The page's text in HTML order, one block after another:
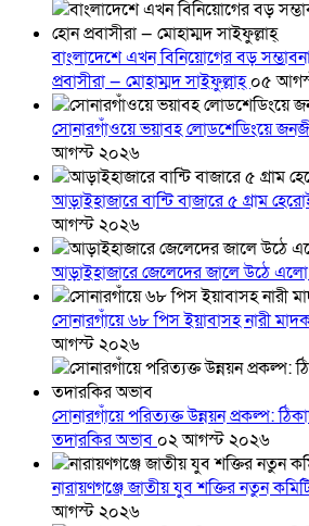
বাংলাদেশে এখন বিনিয়োগের বড়
প্রবাসীরা — মোহাম্মদ সাইফুল্লাহ্০৫
সোনারগাঁওয়ে ভয়াবহ লোডশেডিংয়ে
আগস্ট ২০২৬
আড়াইহাজারে বান্টি বাজারে ৫ গ্রাম
আগস্ট ২০২৬
আড়াইহাজারে জেলেদের জালে উঠে এলো
সোনারগাঁয়ে ৬৮ পিস ইয়াবাসহ নারী
আগস্ট ২০২৬
সোনারগাঁয়ে পরিত্যক্ত উন্নয়ন প্রকল্প:
তদারকির অভাব ০২ আগস্ট ২০২৬
নারায়ণগঞ্জে জাতীয় যুব শক্তির নতুন
আগস্ট ২০২৬